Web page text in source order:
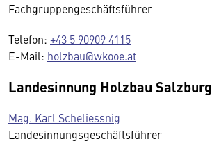
Fachgruppengeschäftsführer
Telefon: +43 5 90909 4115
E-Mail: holzbau@wkooe.at
Landesinnung Holzbau Salzburg
Mag. Karl Scheliessnig
Landesinnungsgeschäftsführer